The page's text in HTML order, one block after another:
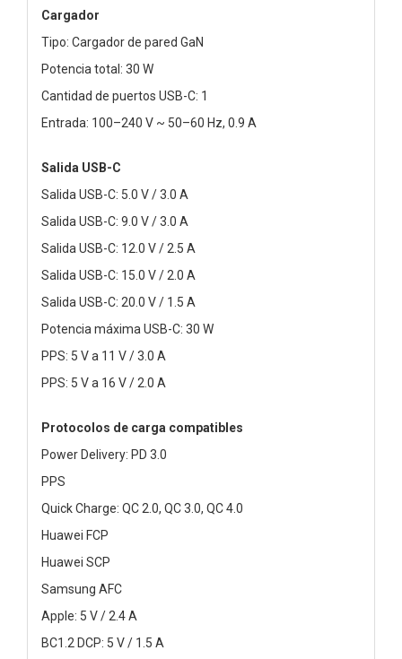
Cargador
Tipo: Cargador de pared GaN
Potencia total: 30 W
Cantidad de puertos USB-C: 1
Entrada: 100–240 V ~ 50–60 Hz, 0.9 A
Salida USB-C
Salida USB-C: 5.0 V / 3.0 A
Salida USB-C: 9.0 V / 3.0 A
Salida USB-C: 12.0 V / 2.5 A
Salida USB-C: 15.0 V / 2.0 A
Salida USB-C: 20.0 V / 1.5 A
Potencia máxima USB-C: 30 W
PPS: 5 V a 11 V / 3.0 A
PPS: 5 V a 16 V / 2.0 A
Protocolos de carga compatibles
Power Delivery: PD 3.0
PPS
Quick Charge: QC 2.0, QC 3.0, QC 4.0
Huawei FCP
Huawei SCP
Samsung AFC
Apple: 5 V / 2.4 A
BC1.2 DCP: 5 V / 1.5 A